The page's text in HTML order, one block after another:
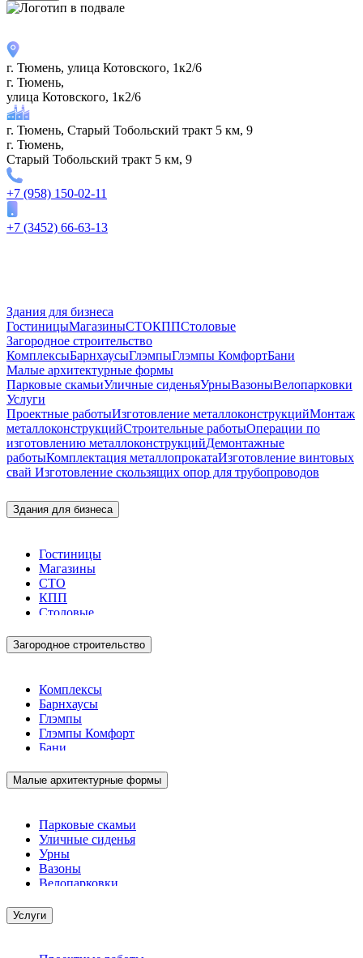
г. Тюмень, улица Котовского, 1к2/6
г. Тюмень,
улица Котовского, 1к2/6
г. Тюмень, Старый Тобольский тракт 5 км, 9
г. Тюмень,
Старый Тобольский тракт 5 км, 9
+7 (958) 150-02-11
+7 (3452) 66-63-13
Здания для бизнеса
ГостиницыМагазиныСТОКППСтоловые
Загородное строительство
КомплексыБарнхаусыГлэмпыГлэмпы КомфортБани
Малые архитектурные формы
Парковые скамьиУличные сиденьяУрныВазоныВелопарковки
Услуги
Проектные работыИзготовление металлоконструкцийМонтаж
металлоконструкцийСтроительные работыОперации по
изготовлению металлоконструкцийДемонтажные
работыКомплектация металлопрокатаИзготовление винтовых
свай Изготовление скользящих опор для трубопроводов
Здания для бизнеса
Гостиницы
Магазины
СТО
КПП
Столовые
Загородное строительство
Комплексы
Барнхаусы
Глэмпы
Глэмпы Комфорт
Бани
Малые архитектурные формы
Парковые скамьи
Уличные сиденья
Урны
Вазоны
Велопарковки
Услуги